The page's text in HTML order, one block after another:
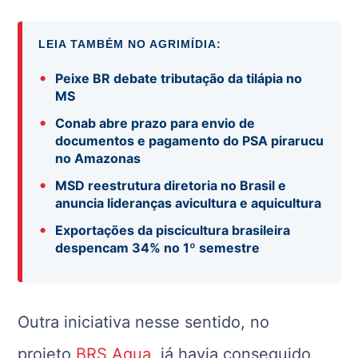
LEIA TAMBÉM NO AGRIMÍDIA:
•
Peixe BR debate tributação da tilápia no
MS
•
Conab abre prazo para envio de
documentos e pagamento do PSA pirarucu
no Amazonas
•
MSD reestrutura diretoria no Brasil e
anuncia lideranças avicultura e aquicultura
•
Exportações da piscicultura brasileira
despencam 34% no 1º semestre
Outra iniciativa nesse sentido, no
projeto BRS Aqua , já havia conseguido